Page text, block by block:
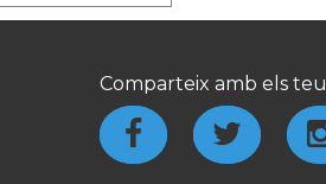
Comparteix amb els